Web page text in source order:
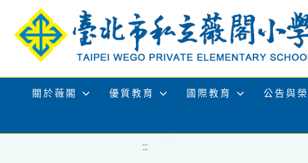
移至網頁之主要內容區位置
關於薇閣 優質教育 國際教育 公告與
:::